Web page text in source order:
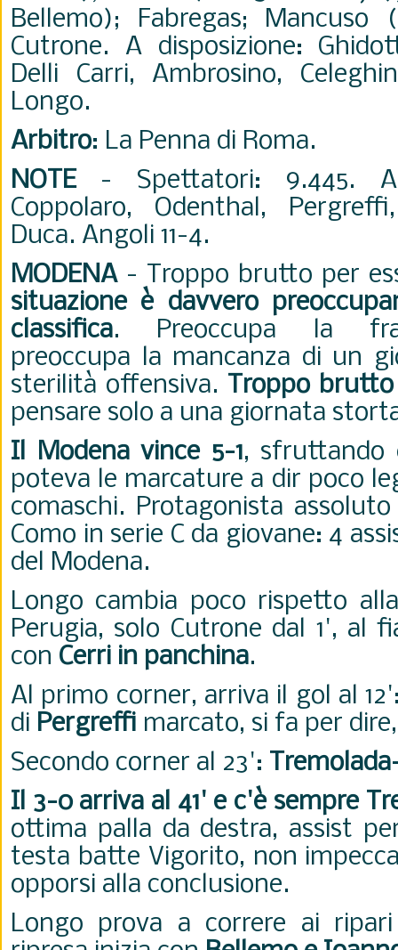
Bellemo); Fabregas;
Cutrone. A disposizione:
Delli Carri, Ambrosino,
Longo.
Arbitro: La Penna di Roma.
NOTE - Spettatori: 9.445.
Coppolaro, Odenthal,
Duca. Angoli 11-4.
MODENA- Troppo brutto per
situazione è davvero
classifica. Preoccupa la
preoccupa la mancanza di un
sterilità offensiva.
Troppo
pensare solo a una giornata
Il Modena vince 5-1, sfruttando
poteva le marcature a dir poco
comaschi. Protagonista
Como in serie C da giovane: 4
del Modena.
Longo cambia poco rispetto
Perugia, solo Cutrone dal 1', al
con Cerri in panchina.
Al primo corner, arriva il gol al
di Pergreffi marcato, si fa per
Secondo corner al 23':
Il 3-0 arriva al 41' e c'è sempre
ottima palla da destra, assist
testa batte Vigorito, non
opporsi alla conclusione.
Longo prova a correre ai